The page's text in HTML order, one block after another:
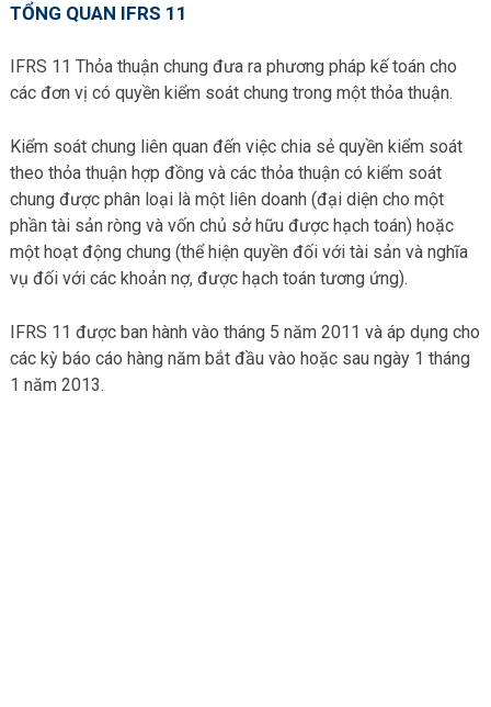
TỔNG QUAN IFRS 11
IFRS 11 Thỏa thuận chung đưa ra phương pháp kế toán cho
các đơn vị có quyền kiểm soát chung trong một thỏa thuận.
Kiểm soát chung liên quan đến việc chia sẻ quyền kiểm soát
theo thỏa thuận hợp đồng và các thỏa thuận có kiểm soát
chung được phân loại là một liên doanh (đại diện cho một
phần tài sản ròng và vốn chủ sở hữu được hạch toán) hoặc
một hoạt động chung (thể hiện quyền đối với tài sản và nghĩa
vụ đối với các khoản nợ, được hạch toán tương ứng).
IFRS 11 được ban hành vào tháng 5 năm 2011 và áp dụng cho
các kỳ báo cáo hàng năm bắt đầu vào hoặc sau ngày 1 tháng
1 năm 2013.